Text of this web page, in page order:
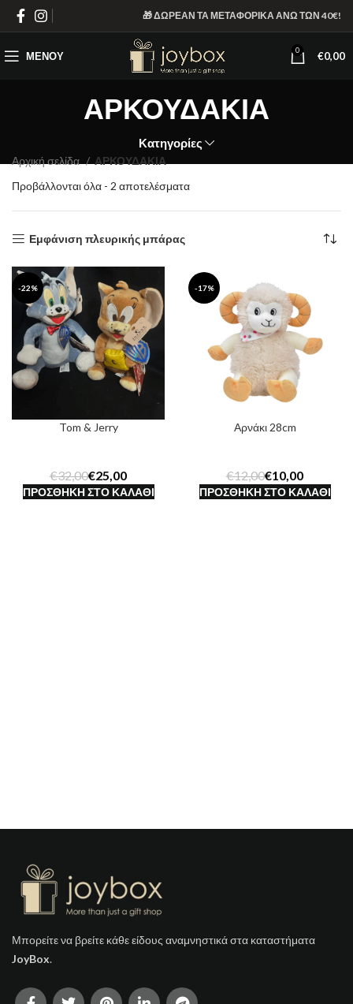
🎁 ΔΩΡΕΑΝ ΤΑ ΜΕΤΑΦΟΡΙΚΑ ΑΝΩ ΤΩΝ 40€!
ΜΕΝΟΎ 0 €0,00
ΑΡΚΟΥΔΑΚΙΑ
Κατηγορίες
Αρχική σελίδα
ΑΡΚΟΥΔΑΚΙΑ
Προβάλλονται όλα - 2 αποτελέσματαSorted
Εμφάνιση πλευρικής μπάρας
-22%
Tom & Jerry
€32,00€25,00
ΠΡΟΣΘΉΚΗ ΣΤΟ ΚΑΛΆΘΙ
-17%
Αρνάκι 28cm
€12,00€10,00
ΠΡΟΣΘΉΚΗ ΣΤΟ ΚΑΛΆΘΙ
Μπορείτε να βρείτε κάθε είδους αναμνηστικά στα καταστήματα
JoyBox.